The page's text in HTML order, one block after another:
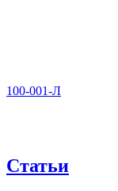
100-001-Л
Статьи